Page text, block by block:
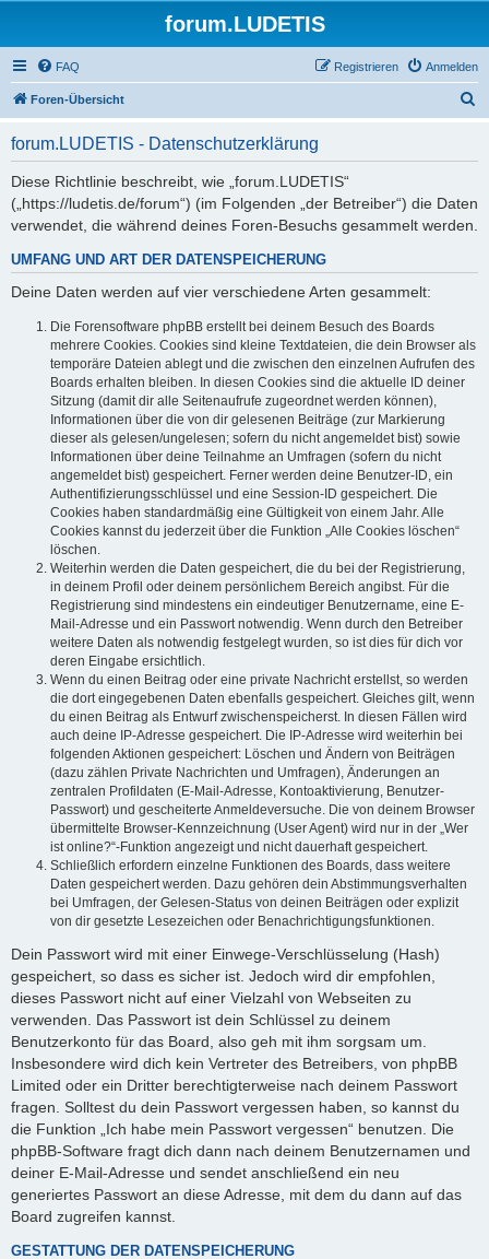
forum.LUDETIS
FAQ Anmelden
Registrieren
Foren-Übersicht
forum.LUDETIS - Datenschutzerklärung
Diese Richtlinie beschreibt, wie „forum.LUDETIS“
(„https://ludetis.de/forum“) (im Folgenden „der Betreiber“) die Daten
verwendet, die während deines Foren-Besuchs gesammelt werden.
UMFANG UND ART DER DATENSPEICHERUNG
Deine Daten werden auf vier verschiedene Arten gesammelt:
Die Forensoftware phpBB erstellt bei deinem Besuch des Boards
mehrere Cookies. Cookies sind kleine Textdateien, die dein Browser als
temporäre Dateien ablegt und die zwischen den einzelnen Aufrufen des
Boards erhalten bleiben. In diesen Cookies sind die aktuelle ID deiner
Sitzung (damit dir alle Seitenaufrufe zugeordnet werden können),
Informationen über die von dir gelesenen Beiträge (zur Markierung
dieser als gelesen/ungelesen; sofern du nicht angemeldet bist) sowie
Informationen über deine Teilnahme an Umfragen (sofern du nicht
angemeldet bist) gespeichert. Ferner werden deine Benutzer-ID, ein
Authentifizierungsschlüssel und eine Session-ID gespeichert. Die
Cookies haben standardmäßig eine Gültigkeit von einem Jahr. Alle
Cookies kannst du jederzeit über die Funktion „Alle Cookies löschen“
löschen.
Weiterhin werden die Daten gespeichert, die du bei der Registrierung,
in deinem Profil oder deinem persönlichem Bereich angibst. Für die
Registrierung sind mindestens ein eindeutiger Benutzername, eine E-
Mail-Adresse und ein Passwort notwendig. Wenn durch den Betreiber
weitere Daten als notwendig festgelegt wurden, so ist dies für dich vor
deren Eingabe ersichtlich.
Wenn du einen Beitrag oder eine private Nachricht erstellst, so werden
die dort eingegebenen Daten ebenfalls gespeichert. Gleiches gilt, wenn
du einen Beitrag als Entwurf zwischenspeicherst. In diesen Fällen wird
auch deine IP-Adresse gespeichert. Die IP-Adresse wird weiterhin bei
folgenden Aktionen gespeichert: Löschen und Ändern von Beiträgen
(dazu zählen Private Nachrichten und Umfragen), Änderungen an
zentralen Profildaten (E-Mail-Adresse, Kontoaktivierung, Benutzer-
Passwort) und gescheiterte Anmeldeversuche. Die von deinem Browser
übermittelte Browser-Kennzeichnung (User Agent) wird nur in der „Wer
ist online?“-Funktion angezeigt und nicht dauerhaft gespeichert.
Schließlich erfordern einzelne Funktionen des Boards, dass weitere
Daten gespeichert werden. Dazu gehören dein Abstimmungsverhalten
bei Umfragen, der Gelesen-Status von deinen Beiträgen oder explizit
von dir gesetzte Lesezeichen oder Benachrichtigungsfunktionen.
Dein Passwort wird mit einer Einwege-Verschlüsselung (Hash)
gespeichert, so dass es sicher ist. Jedoch wird dir empfohlen,
dieses Passwort nicht auf einer Vielzahl von Webseiten zu
verwenden. Das Passwort ist dein Schlüssel zu deinem
Benutzerkonto für das Board, also geh mit ihm sorgsam um.
Insbesondere wird dich kein Vertreter des Betreibers, von phpBB
Limited oder ein Dritter berechtigterweise nach deinem Passwort
fragen. Solltest du dein Passwort vergessen haben, so kannst du
die Funktion „Ich habe mein Passwort vergessen“ benutzen. Die
phpBB-Software fragt dich dann nach deinem Benutzernamen und
deiner E-Mail-Adresse und sendet anschließend ein neu
generiertes Passwort an diese Adresse, mit dem du dann auf das
Board zugreifen kannst.
GESTATTUNG DER DATENSPEICHERUNG